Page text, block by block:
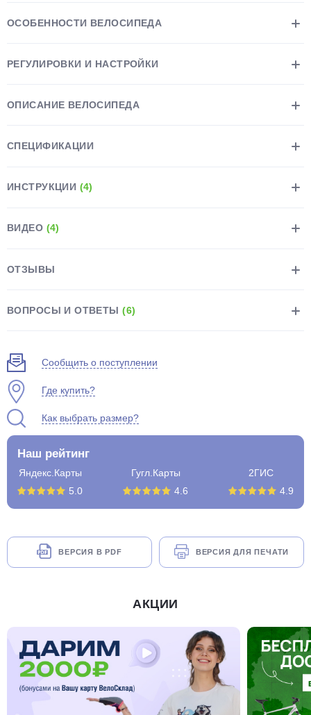
ОСОБЕННОСТИ ВЕЛОСИПЕДА
РЕГУЛИРОВКИ И НАСТРОЙКИ
ОПИСАНИЕ ВЕЛОСИПЕДА
СПЕЦИФИКАЦИИ
ИНСТРУКЦИИ (4)
ВИДЕО (4)
ОТЗЫВЫ
ВОПРОСЫ И ОТВЕТЫ(6)
Сообщить о поступлении
Где купить?
Как выбрать размер?
Наш рейтинг
Яндекс.Карты
5.0
Гугл.Карты
4.6
2ГИС
4.9
ВЕРСИЯ В PDF ВЕРСИЯ ДЛЯ ПЕЧАТИ
АКЦИИ